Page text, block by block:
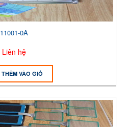
11001-0A
Liên hệ
THÊM VÀO GIỎ